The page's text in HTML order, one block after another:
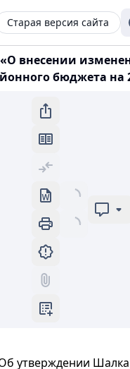
Старая версия сайта
внесении
бюджета на
утверждении